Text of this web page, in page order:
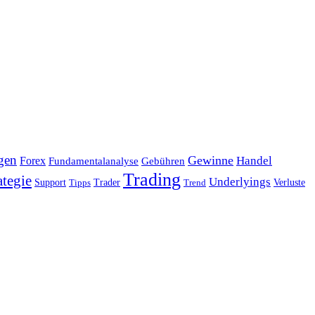
Forex Fundamentalanalyse Gebühren Gewinne Handel
Support Tipps Trader Trading Trend Underlyings Verluste